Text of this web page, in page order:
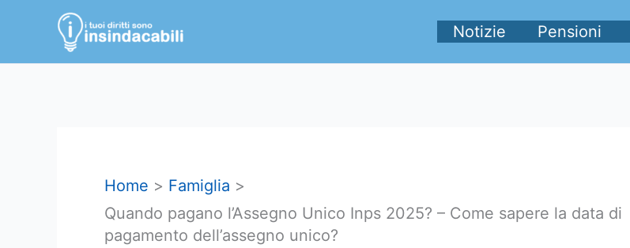
contenuto
Notizie Pensioni
Home
Famiglia
Quando pagano l’Assegno Unico Inps 2025? – Come sapere la data di
pagamento dell’assegno unico?